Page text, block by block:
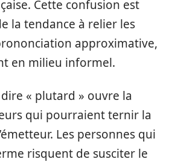
Cette confusion est
la tendance à relier les
approximative,
en milieu informel.
« plutard » ouvre la
qui pourraient ternir la
Les personnes qui
risquent de susciter le